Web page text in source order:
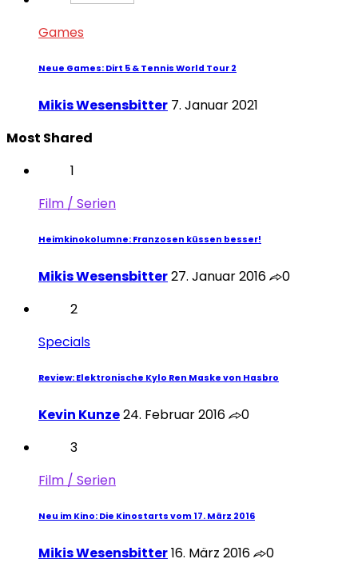
Games
Neue Games: Dirt 5 & Tennis World Tour 2
Mikis Wesensbitter 7. Januar 2021
Most Shared
1
Film / Serien
Heimkinokolumne: Franzosen küssen besser!
Mikis Wesensbitter27. Januar 2016
0
2
Specials
Review: Elektronische Kylo Ren Maske von Hasbro
Kevin Kunze24. Februar 2016
0
3
Film / Serien
Neu im Kino: Die Kinostarts vom 17. März 2016
Mikis Wesensbitter16. März 2016 0